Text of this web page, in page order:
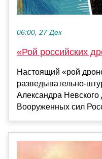
06:00, 27 Дек
«Рой российских
Настоящий «рой
разведывательно-
Александра Невского
Вооруженных сил